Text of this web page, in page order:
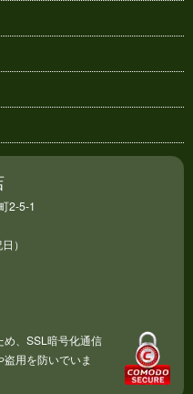
2-5-1
）
め、SSL暗号化通信
用を防いでいま